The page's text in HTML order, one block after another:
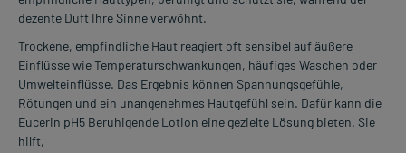
dezente Duft Ihre Sinne verwöhnt.
Trockene, empfindliche Haut reagiert oft sensibel auf äußere
Einflüsse wie Temperaturschwankungen, häufiges Waschen oder
Umwelteinflüsse. Das Ergebnis können Spannungsgefühle,
Rötungen und ein unangenehmes Hautgefühl sein. Dafür kann die
Eucerin pH5 Beruhigende Lotion eine gezielte Lösung bieten. Sie
hilft,